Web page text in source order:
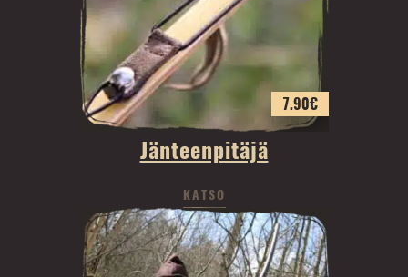
7.90€
Jänteenpitäjä
KATSO